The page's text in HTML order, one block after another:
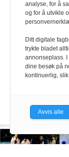
analyse, for å
og for å utvikle
Ditt digitale
trykte bladet
annonseplass.
dine besøk på
kontinuerlig,
Avvis alle